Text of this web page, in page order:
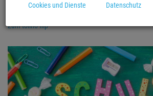
Cookies und Dienste Datenschutz
Lesestunden unterwegs.
Zum tolino flip